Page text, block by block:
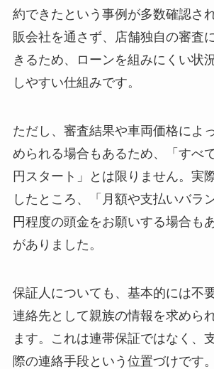
約できたという事例が多数確認さ
販会社を通さず、店舗独自の審査
きるため、ローンを組みにくい状
しやすい仕組みです。
ただし、審査結果や車両価格によ
められる場合もあるため、「すべ
円スタート」とは限りません。実
したところ、「月額や支払いバラ
円程度の頭金をお願いする場合も
がありました。
保証人についても、基本的には不
連絡先として親族の情報を求めら
ます。これは連帯保証ではなく、
際の連絡手段という位置づけです。